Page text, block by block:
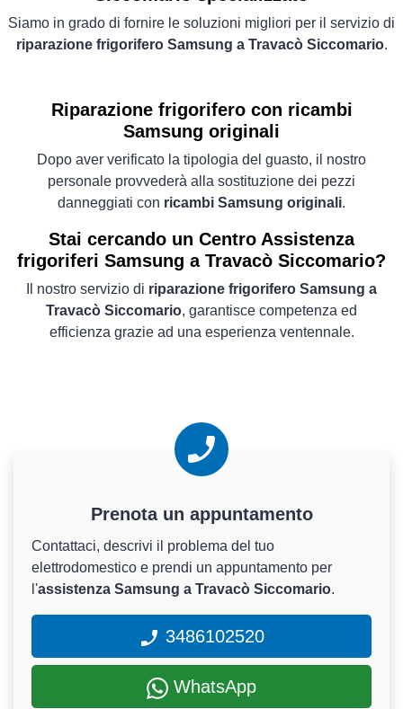
Siamo in grado di fornire le soluzioni migliori per il servizio di
riparazione frigorifero Samsung a Travacò Siccomario.
Riparazione frigorifero con ricambi
Samsung originali
Dopo aver verificato la tipologia del guasto, il nostro
personale provvederà alla sostituzione dei pezzi
danneggiati con ricambi Samsung originali.
Stai cercando un Centro Assistenza
frigoriferi Samsung a Travacò Siccomario?
Il nostro servizio di riparazione frigorifero Samsung a
Travacò Siccomario, garantisce competenza ed
efficienza grazie ad una esperienza ventennale.
Prenota un appuntamento
Contattaci, descrivi il problema del tuo
elettrodomestico e prendi un appuntamento per
l'assistenza Samsung a Travacò Siccomario.
3486102520
WhatsApp